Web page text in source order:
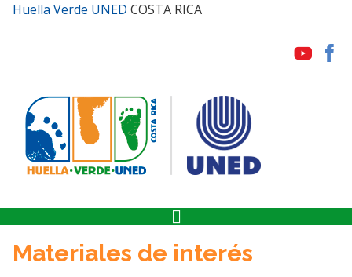
Huella Verde UNED COSTA RICA
Materiales de interés